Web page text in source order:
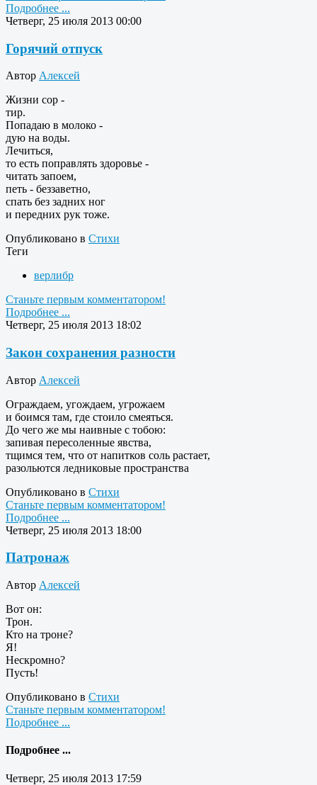
Подробнее ...
Четверг, 25 июля 2013 00:00
Горячий отпуск
Автор Алексей
Жизни сор -
тир.
Попадаю в молоко -
дую на воды.
Лечиться,
то есть поправлять здоровье -
читать запоем,
петь - беззаветно,
спать без задних ног
и передних рук тоже.
Опубликовано в Стихи
Теги
верлибр
Станьте первым комментатором!
Подробнее ...
Четверг, 25 июля 2013 18:02
Закон сохранения разности
Автор Алексей
Ограждаем, угождаем, угрожаем
и боимся там, где стоило смеяться.
До чего же мы наивные с тобою:
запивая пересоленные явства,
тщимся тем, что от напитков соль растает,
разольются ледниковые пространства
Опубликовано в Стихи
Станьте первым комментатором!
Подробнее ...
Четверг, 25 июля 2013 18:00
Патронаж
Автор Алексей
Вот он:
Трон.
Кто на троне?
Я!
Нескромно?
Пусть!
Опубликовано в Стихи
Станьте первым комментатором!
Подробнее ...
Подробнее ...
Четверг, 25 июля 2013 17:59